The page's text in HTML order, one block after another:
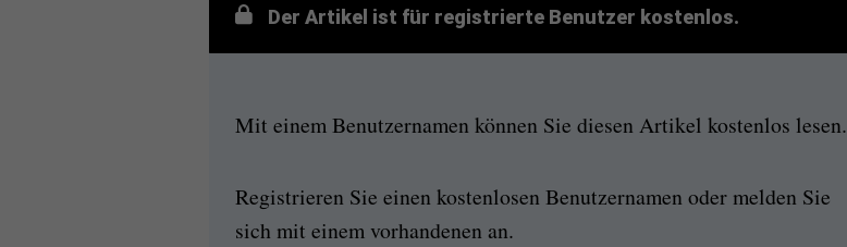
Der Artikel ist für registrierte Benutzer kostenlos.
Mit einem Benutzernamen können Sie diesen Artikel kostenlos lesen.
Registrieren Sie einen kostenlosen Benutzernamen oder melden Sie
sich mit einem vorhandenen an.